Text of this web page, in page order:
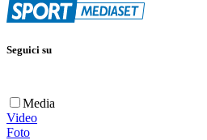
Seguici su
Media
Video
Foto